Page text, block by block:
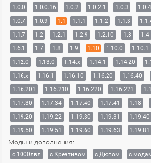
1.0.0
1.0.0.16 1.0.2 1.0.2.1 1.0.3 1.0.4
1.0.7
1.0.9 1.1 1.1.1 1.1.2 1.1.3
1.1.7
1.2 1.2.1 1.2.9 1.2.10 1.3 1.4
1.6.1
1.7 1.8 1.9 1.10 1.10.0 1.10.1
1.12.0
1.13.0 1.14.x 1.14.1 1.14.20
1.16.x
1.16.1 1.16.10 1.16.20 1.16.40
1.16.201
1.16.210 1.16.220 1.16.221
1.17.30
1.17.34 1.17.40 1.17.41 1.18
1.19.20
1.19.22 1.19.30 1.19.31 1.19.40
1.19.50
1.19.51 1.19.60 1.19.63 1.19.81
Моды и дополнения:
с 1000лвл c Креативом с Дюпом с